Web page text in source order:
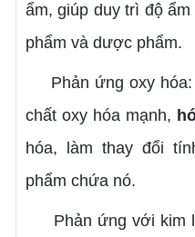
ẩm, giúp duy trì độ
phẩm và dược phẩm.
Phản ứng oxy hóa:
chất oxy hóa mạnh,
hóa, làm thay đổi
phẩm chứa nó.
Phản ứng với kim